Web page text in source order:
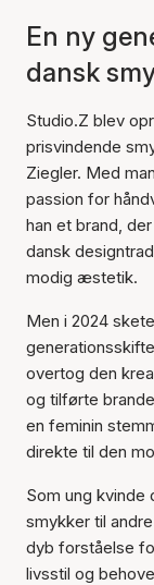
En ny
dansk
Studio.Z blev
prisvindende
Ziegler. Med
passion for
han et brand,
dansk
modig æstetik.
Men i 2024
overtog den
og tilførte
en feminin
direkte til den
Som ung kvinde
smykker til
dyb forståelse
livsstil og